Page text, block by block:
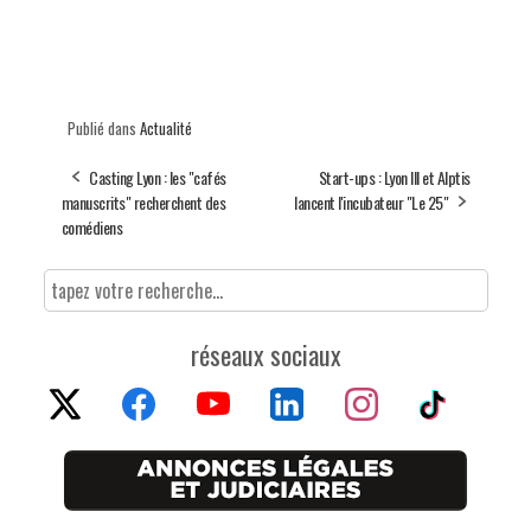
Publié dans Actualité
Casting Lyon : les "cafés
manuscrits" recherchent des
comédiens
Start-ups : Lyon III et Alptis
lancent l'incubateur "Le 25"
réseaux sociaux